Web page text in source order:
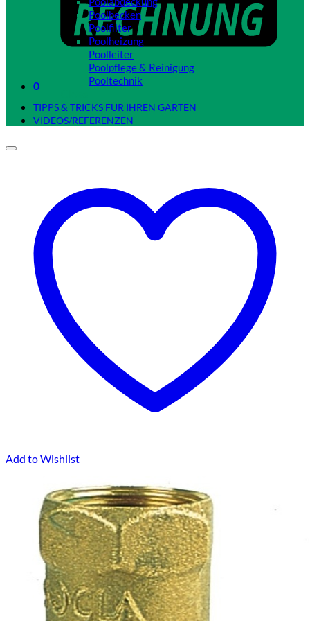
0
Poolbecken
Poolfilter
Poolheizung
Poolleiter
Poolpflege & Reinigung
Pooltechnik
TIPPS & TRICKS FÜR IHREN GARTEN
VIDEOS/REFERENZEN
Add to Wishlist